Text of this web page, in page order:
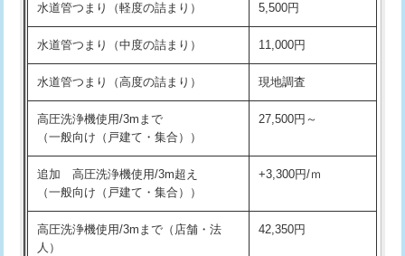
洗面台設置 38,500円
化粧台設置 22,000円
追加人工 16,500円
廃棄・処分 現場見積
※給水管工事は20mmまでの価格です。
交換・取付(排水栓・排水トラップ
22,000円+材料費
持込商品取付（混合水栓）
持込商品取付（浄水器・分岐水栓） 16,500円
業）
水道管つまり（軽度の詰まり） 5,500円
水道管つまり（中度の詰まり） 11,000円
水道管つまり（高度の詰まり） 現地調査
高圧洗浄機使用/3mまで
（一般向け（戸建て・集合））
27,500円～
追加 高圧洗浄機使用/3m超え
（一般向け（戸建て・集合））
+3,300円/ｍ
高圧洗浄機使用/3mまで（店舗・法
人）
42,350円